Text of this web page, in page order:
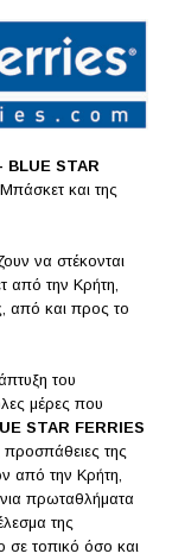
BLUE STAR
και της
να στέκονται
από την Κρήτη,
από και προς το
του
μέρες που
STAR FERRIES
προσπάθειες της
από την Κρήτη,
πρωταθλήματα
της
σε τοπικό όσο και